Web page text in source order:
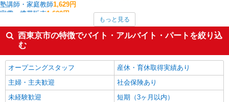
塾講師・家庭教師1,629円
家電・携帯販売1,620円
イベント・キャンペーン1,600円
介護職・ヘルパー 1,575円
一般・営業事務
西東京市の他の職種の平均時給を見る
もっと見る
西東京市の特徴でバイト・アルバイト・パートを絞り込
む
オープニングスタッフ
産休・育休取得実績あり
主婦・主夫歓迎
社会保険あり
未経験歓迎
短期（3ヶ月以内）